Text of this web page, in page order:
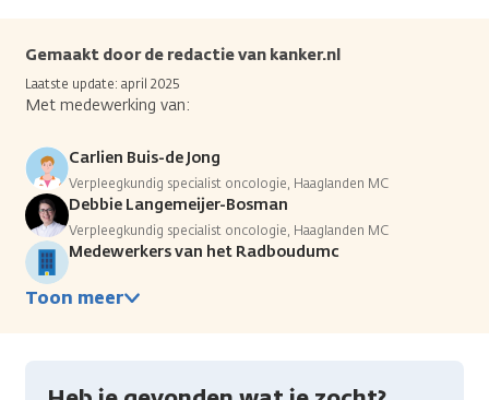
Gemaakt door de redactie van kanker.nl
Laatste update: april 2025
Met medewerking van:
Carlien Buis-de Jong
Verpleegkundig specialist oncologie, Haaglanden MC
Debbie Langemeijer-Bosman
Verpleegkundig specialist oncologie, Haaglanden MC
Medewerkers van het Radboudumc
Toon meer